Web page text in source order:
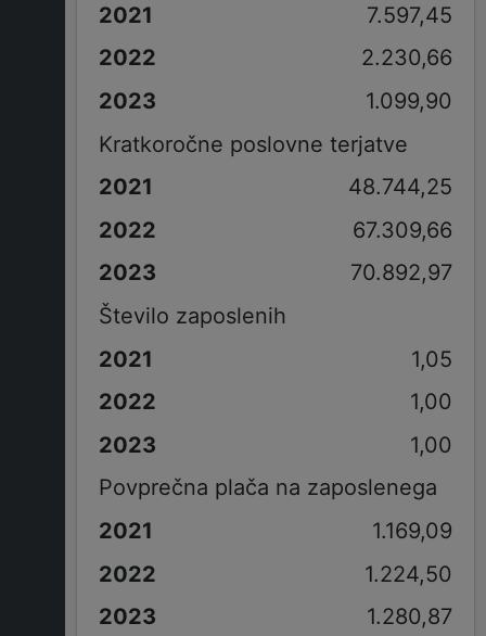
7.597,45
2.230,66
1.099,90
Kratkoročne poslovne terjatve
48.744,25
67.309,66
70.892,97
Število zaposlenih
1,05
1,00
1,00
Povprečna plača na zaposlenega
1.169,09
1.224,50
1.280,87